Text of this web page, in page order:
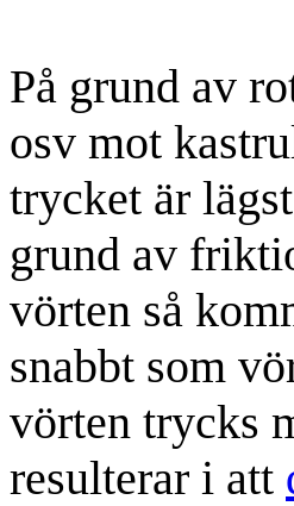
På grund av
osv mot
trycket är
grund av
vörten så
snabbt som
vörten trycks
resulterar i att